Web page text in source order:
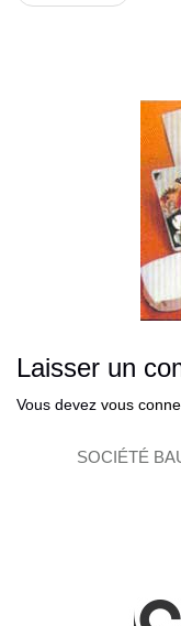
Laisser un
Vous devez vous
SOCIÉTÉ